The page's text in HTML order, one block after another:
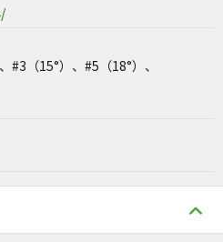
#3（15°）、#5（18°）、